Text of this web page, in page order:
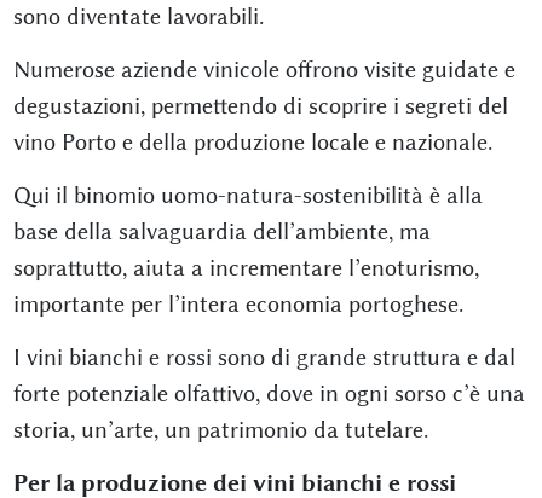
sono diventate lavorabili.
Numerose aziende vinicole offrono visite guidate e
degustazioni, permettendo di scoprire i segreti del
vino Porto e della produzione locale e nazionale.
Qui il binomio uomo-natura-sostenibilità è alla
base della salvaguardia dell’ambiente, ma
soprattutto, aiuta a incrementare l’enoturismo,
importante per l’intera economia portoghese.
I vini bianchi e rossi sono di grande struttura e dal
forte potenziale olfattivo, dove in ogni sorso c’è una
storia, un’arte, un patrimonio da tutelare.
Per la produzione dei vini bianchi e rossi